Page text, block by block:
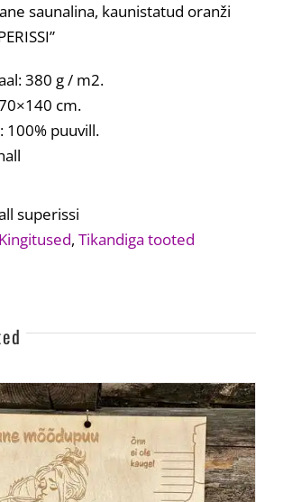
15,00 €.
saunalina, kaunistatud oranži
380 g / m2.
cm.
100% puuvill.
superissi
Kingitused, Tikandiga tooted